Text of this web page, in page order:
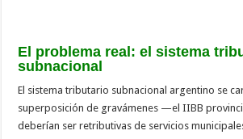
El problema real: el sistema
subnacional
El sistema tributario subnacional argentino se
superposición de gravámenes —el IIBB
deberían ser retributivas de servicios